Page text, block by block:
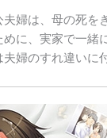
夫婦は、母の死を
に、実家で一緒
夫婦のすれ違い